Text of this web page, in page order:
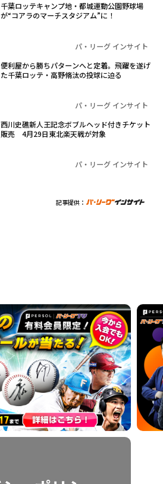
千葉ロッテキャンプ地・都城運動公園野球場
が“コアラのマーチスタジアム”に！
パ・リーグ インサイト
便利屋から勝ちパターンへと定着。飛躍を遂げ
た千葉ロッテ・高野脩汰の投球に迫る
パ・リーグ インサイト
西川史礁新人王記念ボブルヘッド付きチケット
販売 4月29日東北楽天戦が対象
パ・リーグ インサイト
記事提供：